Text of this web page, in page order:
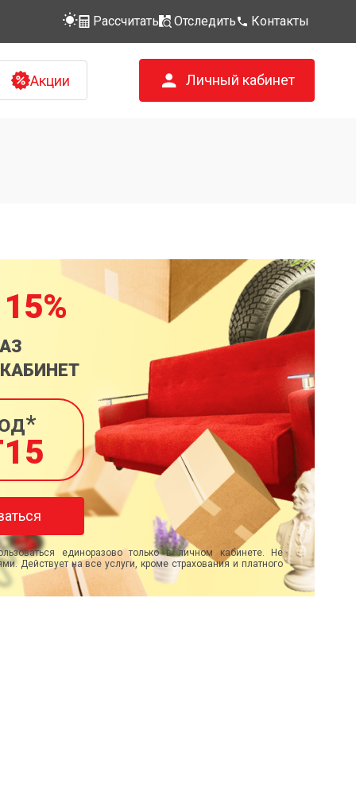
Рассчитать Отследить Контакты
Акции Личный кабинет
единоразово только в личном кабинете. Не
Действует на все услуги, кроме страхования и платного